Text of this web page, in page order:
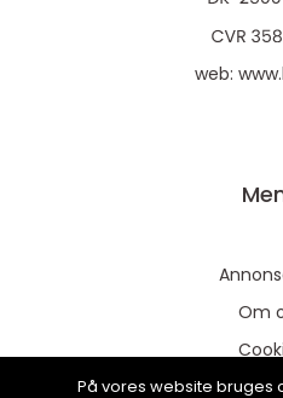
web:
Om
På vores website bruges